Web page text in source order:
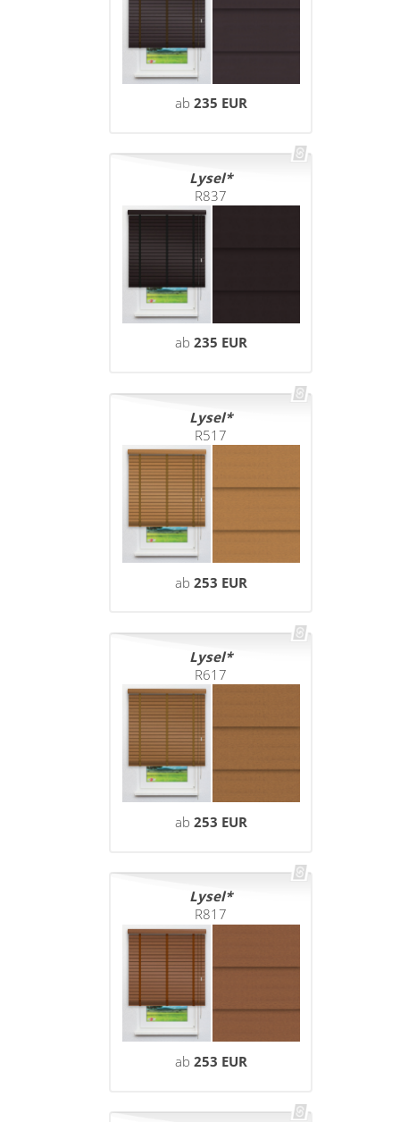
ab 235 EUR
Lysel
R837
ab 235 EUR
Lysel
R517
ab 253 EUR
Lysel
R617
ab 253 EUR
Lysel
R817
ab 253 EUR